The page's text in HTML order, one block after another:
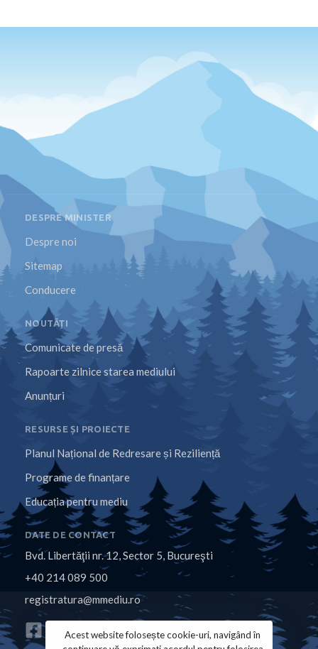
DESPRE MINISTER
Despre noi
Sitemap
Conducere
NOUTĂȚI
Comunicate de presă
Rapoarte zilnice starea mediului
Anunțuri
RESURSE ȘI PROIECTE
Planul Național de Redresare și Reziliență
Programe de finanțare
Educația pentru mediu
DATE DE CONTACT
Bvd. Libertăţii nr. 12, Sector 5, Bucureşti
+40 214 089 500
registratura@mmediu.ro
Acest website folosește cookie-uri, navigând în